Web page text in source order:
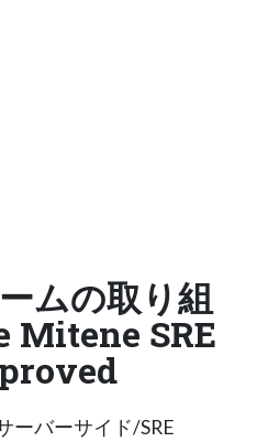
ムの取り組
Mitene SRE
ーバーサイド/SRE